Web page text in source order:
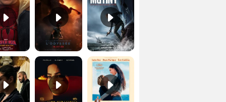
Les Silences de Riyad Bande-annonce VO STFR Les Matins merveilleux Bande-annonce VF